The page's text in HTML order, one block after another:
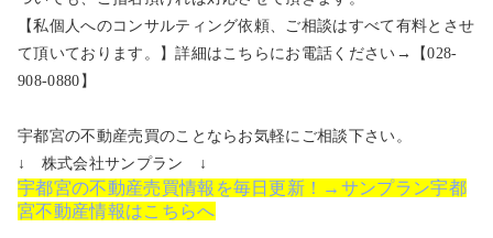
【私個人へのコンサルティング依頼、ご相談はすべて有料とさせ
て頂いております。】詳細はこちらにお電話ください→【028-
908-0880】
宇都宮の不動産売買のことならお気軽にご相談下さい。
↓ 株式会社サンプラン ↓
宇都宮の不動産売買情報を毎日更新！→サンプラン宇都
宮不動産情報はこちらへ